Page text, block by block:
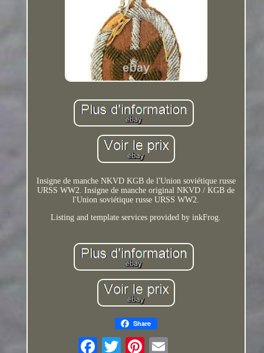
Insigne de manche NKVD KGB de l'Union soviétique russe
URSS WW2. Insigne de manche original NKVD / KGB de
l'Union soviétique russe URSS WW2.
Listing and template services provided by inkFrog.
Share